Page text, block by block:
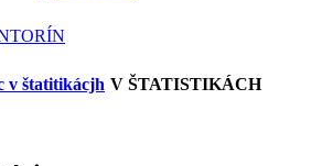
V ŠTATISTIKÁCH